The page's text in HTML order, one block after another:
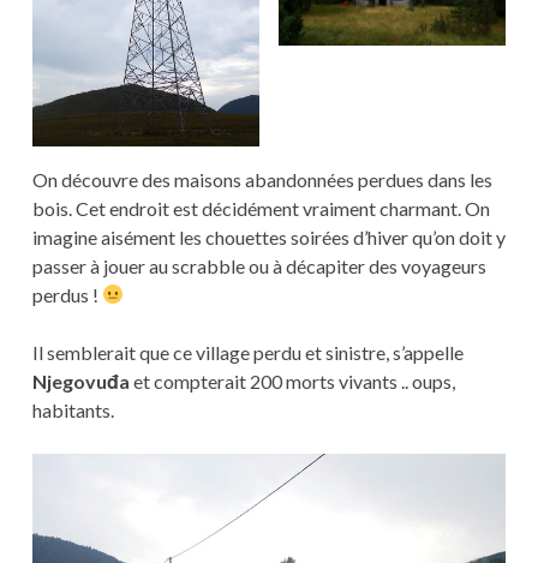
On découvre des maisons abandonnées perdues dans les
bois. Cet endroit est décidément vraiment charmant. On
imagine aisément les chouettes soirées d’hiver qu’on doit y
passer à jouer au scrabble ou à décapiter des voyageurs
perdus !
Il semblerait que ce village perdu et sinistre, s’appelle
Njegovuđa et compterait 200 morts vivants .. oups,
habitants.